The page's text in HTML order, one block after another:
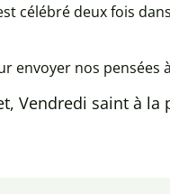
célébré deux fois
nos pensées
Vendredi saint à la